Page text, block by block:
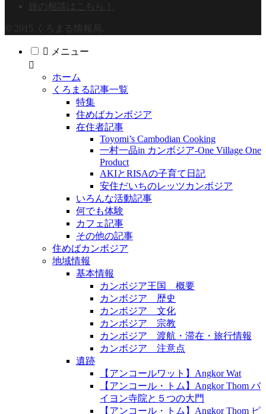
旅の相談はこちら！
© 2015 くろまる情報局.
メニュー
ホーム
くろまる記事一覧
特集
住めばカンボジア
在住者記事
Toyomi’s Cambodian Cooking
一村一品in カンボジア-One Village One
Product
AKIとRISAの子育て日記
安住だいちのレッツカンボジア
いろんな活動記事
何でも体験
カフェ記事
その他の記事
住めばカンボジア
地域情報
基本情報
カンボジア王国 概要
カンボジア 歴史
カンボジア 文化
カンボジア 宗教
カンボジア 渡航・滞在・旅行情報
カンボジア 注意点
遺跡
【アンコールワット】Angkor Wat
【アンコール・トム】Angkor Thom バ
イヨン寺院と５つの大門
【アンコール・トム】Angkor Thom ピ